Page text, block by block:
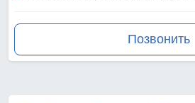
Позвонить